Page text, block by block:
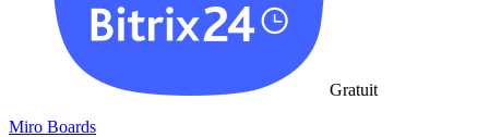
Gratuit
Miro Boards